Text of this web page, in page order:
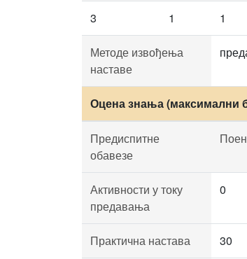
3 1 1
Методе извођења
наставе
Оцена знања (максимални
Предиспитне
обавезе
Активности у току
предавања
0
Практична настава 30